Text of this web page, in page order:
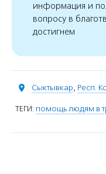
информация и
вопросу в
достигнем
Сыктывкар, Респ.
ТЕГИ: помощь людям в